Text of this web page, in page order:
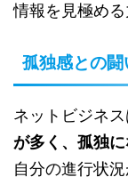
情報を見極める
孤独感との闘
ネットビジネ
が多く、孤独
自分の進行状